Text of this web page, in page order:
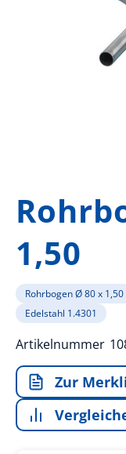
der
Bildergalerie
springen
1,50
Rohrbogen Ø 80 x 1,50
Edelstahl 1.4301
Artikelnummer
Zur